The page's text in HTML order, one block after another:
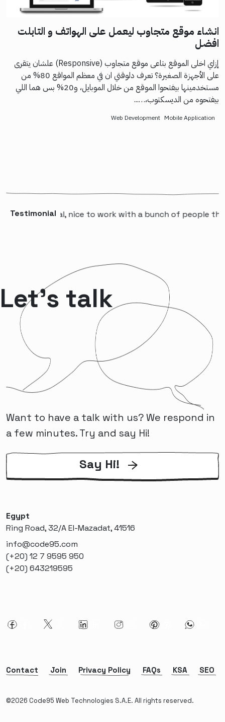
انشاء موقع متجاوب ليعمل على الهواتف و التابلت
افضل
إزاي اخلى الموقع بتاعى موقع متجاوب (Responsive) علشان يتقرى
على الأجهزة الصغيرة؟ تعرف دلوقتي ان في معظم المواقع 80% من
مستخدمينها بيفتحوا الموقع من خلال الموبايل، و20% بس هما اللي
بيفتحوه من الديسكتوب،…...
Mobile Application
Web Development
Testimonialnice to work with a bunch of people that will
Let’s talk
Want to have a talk with us? We respond in
a few minutes. Try and say Hi!
Say Hi!
Egypt
Ring Road, 32/A El-Mazadat, 41516
info@code95.com
(+20) 12 7 9595 950
(+20) 643219595
©2026 Code95 Web Technologies S.A.E. All rights reserved.
Contact Join Privacy Policy FAQs KSA SEO